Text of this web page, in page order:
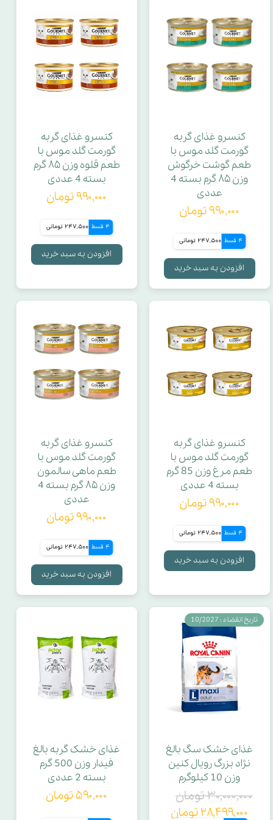
نوع تشویقی
آنزیم
وزن هر آیتم
وزن هر بسته
مواد معدنی
توان مصرفی
پروتئین خام
وزن کل
مدت زمان شارژ اولیه
موا معدنی
گونه
مناسب سگ نژاد کوچک/ بزرگ
ارتفاع برامدگی قابل عبور
سن ایده‌آل
کنسرو غذای گربه
گورمت گلد موس با
طعم گوشت خرگوش
وزن ۸۵ گرم بسته 4
عددی
۹۹۰,۰۰۰ تومان
4 قسط 247,500 تومانی
افزودن به سبد خرید
کنسرو غذای گربه
گورمت گلد موس با
طعم قلوه وزن ۸۵ گرم
بسته 4 عددی
۹۹۰,۰۰۰ تومان
4 قسط 247,500 تومانی
افزودن به سبد خرید
کنسرو غذای گربه
گورمت گلد موس با
طعم مرغ وزن 85 گرم
بسته 4 عددی
۹۹۰,۰۰۰ تومان
4 قسط 247,500 تومانی
افزودن به سبد خرید
کنسرو غذای گربه
گورمت گلد موس با
طعم ماهی سالمون
وزن ۸۵ گرم بسته 4
عددی
۹۹۰,۰۰۰ تومان
4 قسط 247,500 تومانی
افزودن به سبد خرید
غذای خشک سگ بالغ
نژاد بزرگ رویال کنین
وزن 10 کیلوگرم
۳۰,۰۰۰,۰۰۰ تومان
۲۸,۴۹۹,۰۰۰ تومان
تاریخ انقضاء : 10/2027
غذای خشک گربه بالغ
فیدار وزن 500 گرم
بسته 2 عددی
۵۹۰,۰۰۰ تومان